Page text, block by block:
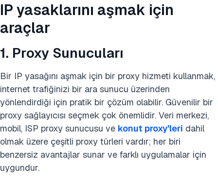
IP yasaklarını aşmak için
araçlar
1. Proxy Sunucuları
Bir IP yasağını aşmak için bir proxy hizmeti kullanmak,
internet trafiğinizi bir ara sunucu üzerinden
yönlendirdiği için pratik bir çözüm olabilir. Güvenilir bir
proxy sağlayıcısı seçmek çok önemlidir. Veri merkezi,
mobil, ISP proxy sunucusu ve konut proxy'leri dahil
olmak üzere çeşitli proxy türleri vardır; her biri
benzersiz avantajlar sunar ve farklı uygulamalar için
uygundur.